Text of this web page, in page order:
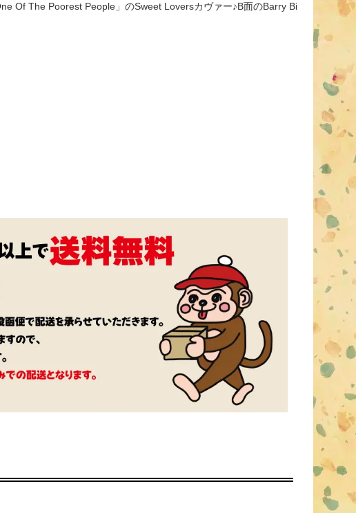
Of The Poorest People」のSweet Loversカヴァー♪B面のBarry Bi